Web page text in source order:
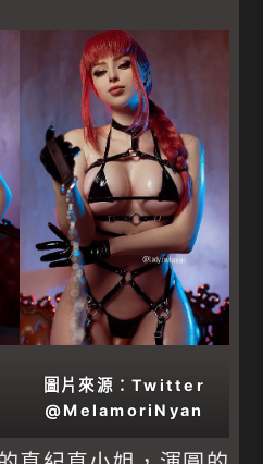
圖片來源：Twitter
@MelamoriNyan